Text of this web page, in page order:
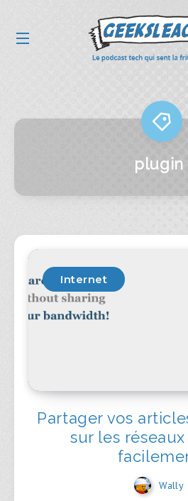
plugin
Internet
Partager vos
sur les
Wally